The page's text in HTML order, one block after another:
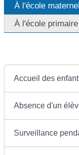
À l'école
À l'école primaire
Accueil des
Absence d'un
Surveillance